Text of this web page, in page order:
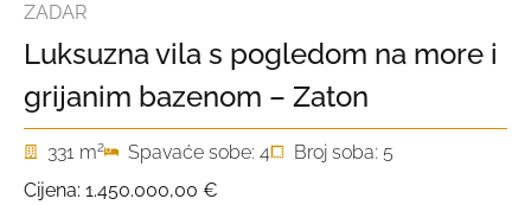
ZADAR
Luksuzna vila s pogledom na more i
grijanim bazenom – Zaton
331 m2 Spavaće sobe: 4
Broj soba: 5
Cijena: 1.450.000,00 €